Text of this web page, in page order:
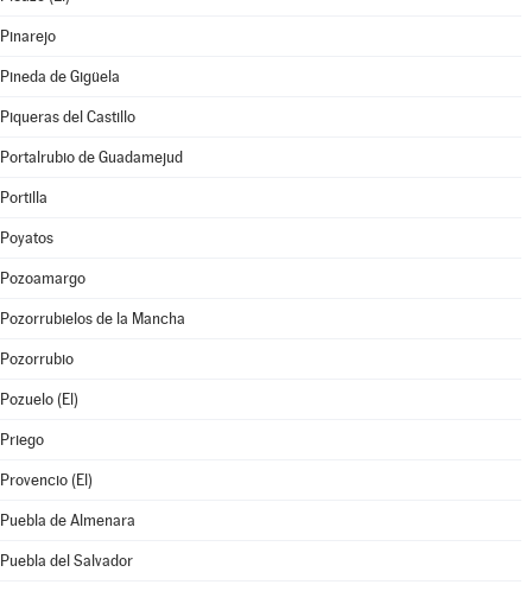
Pinarejo
Pineda de Gigüela
Piqueras del Castillo
Portalrubio de Guadamejud
Portilla
Poyatos
Pozoamargo
Pozorrubielos de la Mancha
Pozorrubio
Pozuelo (El)
Priego
Provencio (El)
Puebla de Almenara
Puebla del Salvador